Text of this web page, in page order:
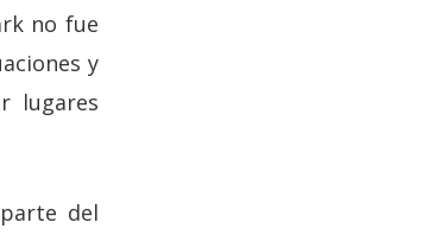
no fue
y
lugares
del